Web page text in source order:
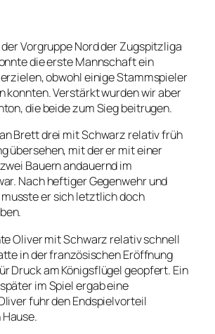
der Vorgruppe Nord der Zugspitzliga
die erste Mannschaft ein
obwohl einige Stammspieler
konnten. Verstärkt wurden wir aber
die beide zum Sieg beitrugen.
Brett drei mit Schwarz relativ früh
übersehen, mit der er mit einer
Bauern andauernd im
Nach heftiger Gegenwehr und
er sich letztlich doch
Oliver mit Schwarz relativ schnell
in der französischen Eröffnung
Druck am Königsflügel geopfert. Ein
im Spiel ergab eine
fuhr den Endspielvorteil